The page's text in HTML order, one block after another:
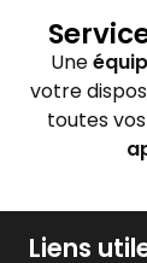
Une
votre
toutes
Liens